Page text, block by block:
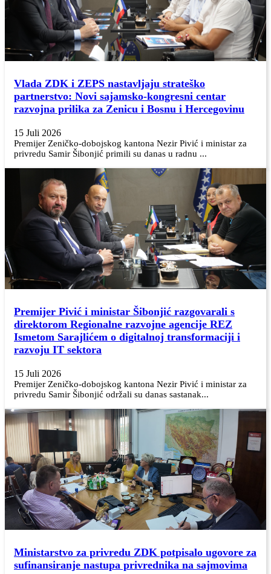
Vlada ZDK i ZEPS nastavljaju strateško
partnerstvo: Novi sajamsko-kongresni centar
razvojna prilika za Zenicu i Bosnu i Hercegovinu
15 Juli 2026
Premijer Zeničko-dobojskog kantona Nezir Pivić i ministar za
privredu Samir Šibonjić primili su danas u radnu ...
Premijer Pivić i ministar Šibonjić razgovarali s
direktorom Regionalne razvojne agencije REZ
Ismetom Sarajlićem o digitalnoj transformaciji i
razvoju IT sektora
15 Juli 2026
Premijer Zeničko-dobojskog kantona Nezir Pivić i ministar za
privredu Samir Šibonjić održali su danas sastanak...
Ministarstvo za privredu ZDK potpisalo ugovore za
sufinansiranje nastupa privrednika na sajmovima